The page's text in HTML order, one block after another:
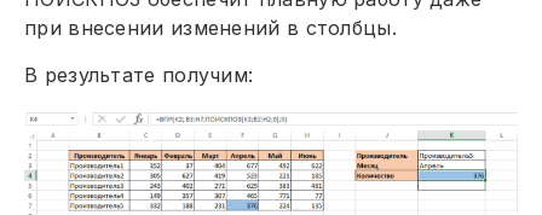
при внесении изменений в столбцы.
В результате получим: